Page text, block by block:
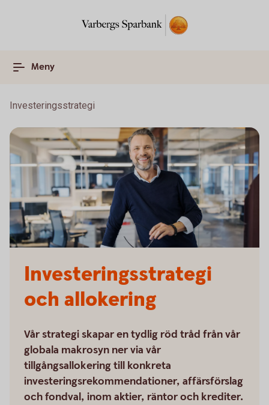
Meny
Investeringsstrategi
Investeringsstrategi
och allokering
Vår strategi skapar en tydlig röd tråd från vår
globala makrosyn ner via vår
tillgångsallokering till konkreta
investeringsrekommendationer, affärsförslag
och fondval, inom aktier, räntor och krediter.